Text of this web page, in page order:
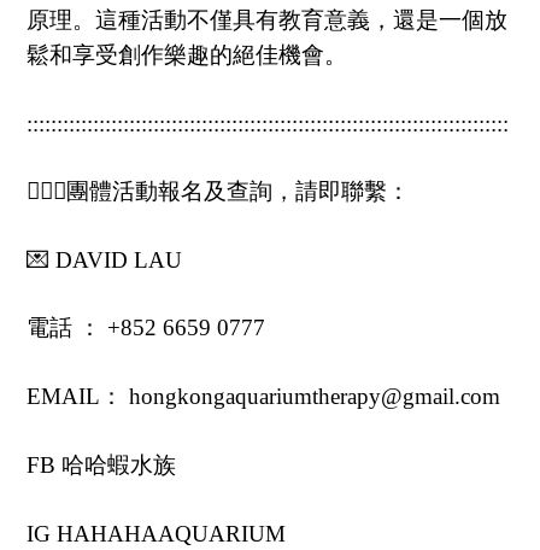
原理。這種活動不僅具有教育意義，還是一個放
鬆和享受創作樂趣的絕佳機會。
::::::::::::::::::::::::::::::::::::::::::::::::::::::::::::::::::::::::::::::::
🙋🏻‍♂️團體活動報名及查詢，請即聯繫：
💌 DAVID LAU
電話 ： +852 6659 0777
EMAIL： hongkongaquariumtherapy@gmail.com
FB 哈哈蝦水族
IG HAHAHAAQUARIUM